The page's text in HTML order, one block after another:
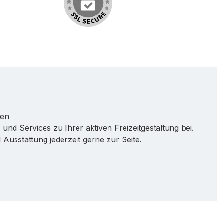
Services zu Ihrer aktiven Freizeitgestaltung bei.
jederzeit gerne zur Seite.